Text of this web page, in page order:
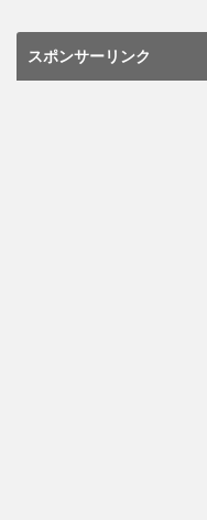
スポンサーリンク